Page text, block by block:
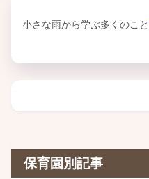
小さな雨から学ぶ多くのこと
保育園別記事